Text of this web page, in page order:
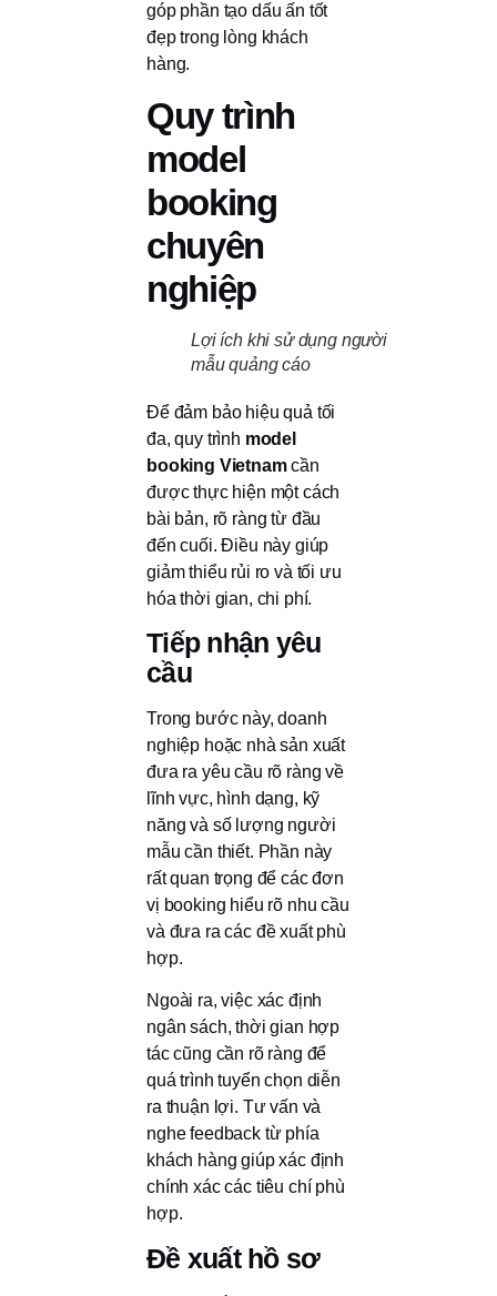
góp phần tạo dấu ấn tốt
đẹp trong lòng khách
hàng.
Quy trình
model
booking
chuyên
nghiệp
Lợi ích khi sử dụng người
mẫu quảng cáo
Để đảm bảo hiệu quả tối
đa, quy trình model
booking Vietnamcần
được thực hiện một cách
bài bản, rõ ràng từ đầu
đến cuối. Điều này giúp
giảm thiểu rủi ro và tối ưu
hóa thời gian, chi phí.
Tiếp nhận yêu
cầu
Trong bước này, doanh
nghiệp hoặc nhà sản xuất
đưa ra yêu cầu rõ ràng về
lĩnh vực, hình dạng, kỹ
năng và số lượng người
mẫu cần thiết. Phần này
rất quan trọng để các đơn
vị booking hiểu rõ nhu cầu
và đưa ra các đề xuất phù
hợp.
Ngoài ra, việc xác định
ngân sách, thời gian hợp
tác cũng cần rõ ràng để
quá trình tuyển chọn diễn
ra thuận lợi. Tư vấn và
nghe feedback từ phía
khách hàng giúp xác định
chính xác các tiêu chí phù
hợp.
Đề xuất hồ sơ